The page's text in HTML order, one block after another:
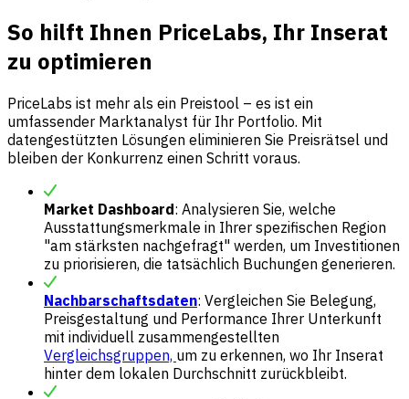
So hilft Ihnen PriceLabs, Ihr Inserat
zu optimieren
PriceLabs ist mehr als ein Preistool – es ist ein
umfassender Marktanalyst für Ihr Portfolio. Mit
datengestützten Lösungen eliminieren Sie Preisrätsel und
bleiben der Konkurrenz einen Schritt voraus.
Market Dashboard: Analysieren Sie, welche
Ausstattungsmerkmale in Ihrer spezifischen Region
"am stärksten nachgefragt" werden, um Investitionen
zu priorisieren, die tatsächlich Buchungen generieren.
Nachbarschaftsdaten: Vergleichen Sie Belegung,
Preisgestaltung und Performance Ihrer Unterkunft
mit individuell zusammengestellten
Vergleichsgruppen, um zu erkennen, wo Ihr Inserat
hinter dem lokalen Durchschnitt zurückbleibt.